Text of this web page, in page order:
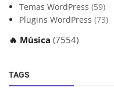
Temas WordPress (59)
Plugins WordPress (73)
🔥 Música (7554)
TAGS